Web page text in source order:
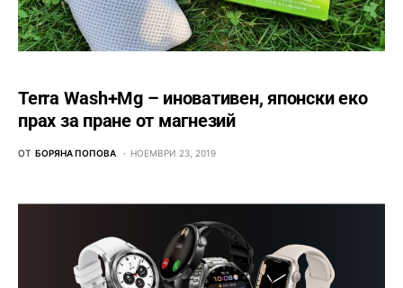
Terra Wash+Mg – иновативен, японски еко
прах за пране от магнезий
ОТ БОРЯНА ПОПОВА НОЕМВРИ 23, 2019